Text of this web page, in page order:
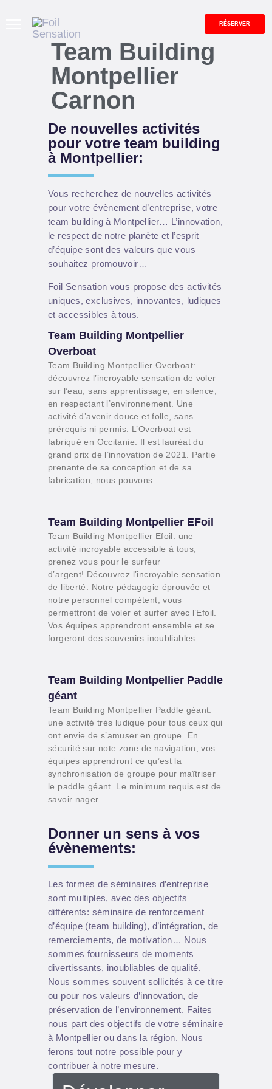
RÉSERVER
ACCUEIL
EFOIL
OVERBOAT
FLITE SCOOTER
ENTREPRISES &
ÉVÉNEMENTS
BONS CADEAUX
BLOG
Team Building
Montpellier
Carnon
De nouvelles activités
pour votre team building
à Montpellier:
Vous recherchez de nouvelles activités
pour votre évènement d’entreprise, votre
team buildingà Montpellier… L’innovation,
le respect de notre planète et l’esprit
d’équipe sont des valeurs que vous
souhaitez promouvoir…
Foil Sensation vous propose des activités
uniques, exclusives, innovantes, ludiques
et accessibles à tous.
Team Building Montpellier
Overboat
Team Building Montpellier Overboat:
découvrez l’incroyable sensation de voler
sur l’eau, sans apprentissage, en silence,
en respectant l’environnement. Une
activité d’avenir douce et folle, sans
prérequis ni permis. L’Overboat est
fabriqué en Occitanie. Il est lauréat du
grand prix de l’innovation de 2021. Partie
prenante de sa conception et de sa
fabrication, nous pouvons
Team Building Montpellier EFoil
Team Building Montpellier Efoil: une
activité incroyable accessible à tous,
prenez vous pour le surfeur
d’argent! Découvrez l’incroyable sensation
de liberté. Notre pédagogie éprouvée et
notre personnel compétent, vous
permettront de voler et surfer avec l’Efoil.
Vos équipes apprendront ensemble et se
forgeront des souvenirs inoubliables.
Team Building Montpellier Paddle
géant
Team Building Montpellier Paddle géant:
une activité très ludique pour tous ceux qui
ont envie de s’amuser en groupe. En
sécurité sur note zone de navigation, vos
équipes apprendront ce qu’est la
synchronisation de groupe pour maîtriser
le paddle géant. Le minimum requis est de
savoir nager.
Donner un sens à vos
évènements:
Les formes de séminaires d’entreprise
sont multiples, avec des objectifs
différents: séminaire de renforcement
d’équipe (team building), d’intégration, de
remerciements, de motivation… Nous
sommes fournisseurs de moments
divertissants, inoubliables de qualité.
Nous sommes souvent sollicités à ce titre
ou pour nos valeurs d’innovation, de
préservation de l’environnement. Faites
nous part des objectifs de votre séminaire
à Montpellier ou dans la région. Nous
ferons tout notre possible pour y
contribuer à notre mesure.